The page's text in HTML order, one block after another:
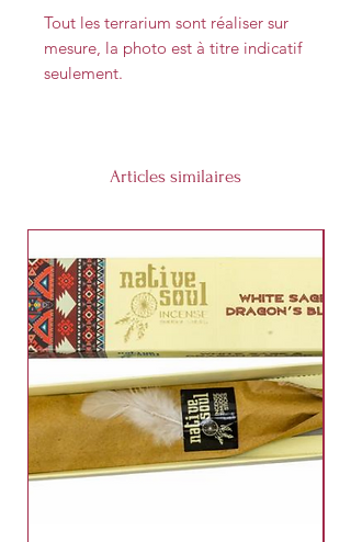
Tout les terrarium sont réaliser sur
mesure, la photo est à titre indicatif
seulement.
Articles similaires